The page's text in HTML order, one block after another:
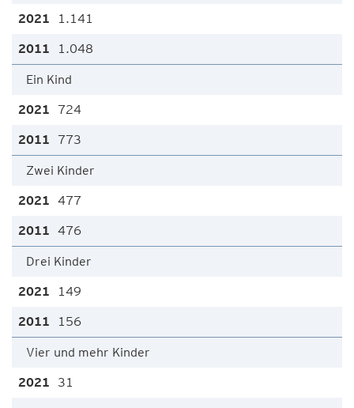
1.141
1.048
Ein Kind
724
773
Zwei Kinder
477
476
Drei Kinder
149
156
Vier und mehr Kinder
31